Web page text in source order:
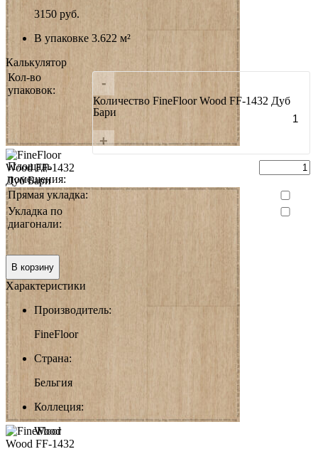
3150 руб.
В упаковке 3.622 м²
Калькулятор
Кол-во
упаковок:
-
Количество FineFloor Wood FF-1432 Дуб
Бари
+
Площадь
помещения:
Прямая укладка:
Укладка по
диагонали:
В корзину
Характеристики
Производитель:
FineFloor
Страна:
Бельгия
Коллеция:
Wood